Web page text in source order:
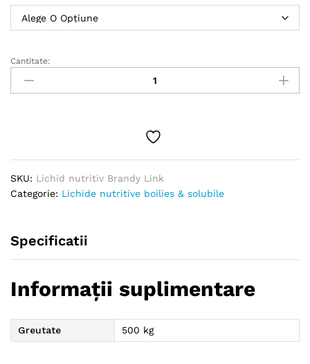
până
la
Lichid
nutritiv
Brandy
Cantitate:
SKU: Lichid nutritiv Brandy Link
Categorie: Lichide nutritive boilies & solubile
Specificatii
Informații suplimentare
Greutate 500 kg